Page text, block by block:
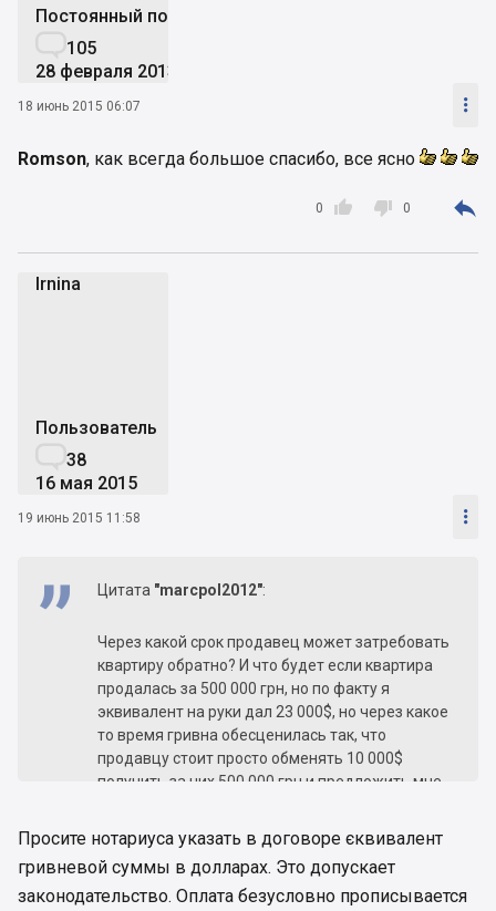
Постоянный пользователь
105
28 февраля 2013
18 июнь 2015 06:07 
Romson, как всегда большое спасибо, все ясно

0  0 
Irnina
Пользователь
38
16 мая 2015
19 июнь 2015 11:58 
Цитата "marcpol2012":
Через какой срок продавец может затребовать
квартиру обратно? И что будет если квартира
продалась за 500 000 грн, но по факту я
эквивалент на руки дал 23 000$, но через какое
то время гривна обесценилась так, что
продавцу стоит просто обменять 10 000$
получить за них 500 000 грн и предложить мне
Просите нотариуса указать в договоре єквивалент
гривневой суммы в долларах. Это допускает
законодательство. Оплата безусловно прописывается